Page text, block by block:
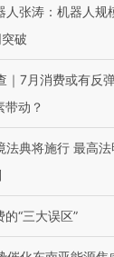
【特别呈现】寻找
人张涛：机器人规
破
｜7月消费或有反
带动？
法典将施行 最高
的“三大误区”